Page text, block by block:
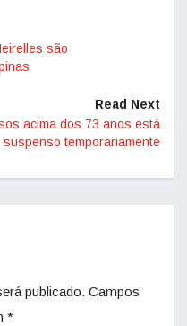
são
Read Next
acima dos 73 anos está
suspenso temporariamente
publicado. Campos
*